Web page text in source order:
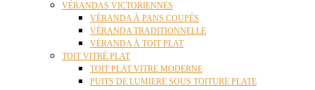
VÉRANDAS VICTORIENNES
VÉRANDA À PANS COUPÉS
VÉRANDA TRADITIONNELLE
VÉRANDA À TOIT PLAT
TOIT VITRÉ PLAT
TOIT PLAT VITRE MODERNE
PUITS DE LUMIERE SOUS TOITURE PLATE